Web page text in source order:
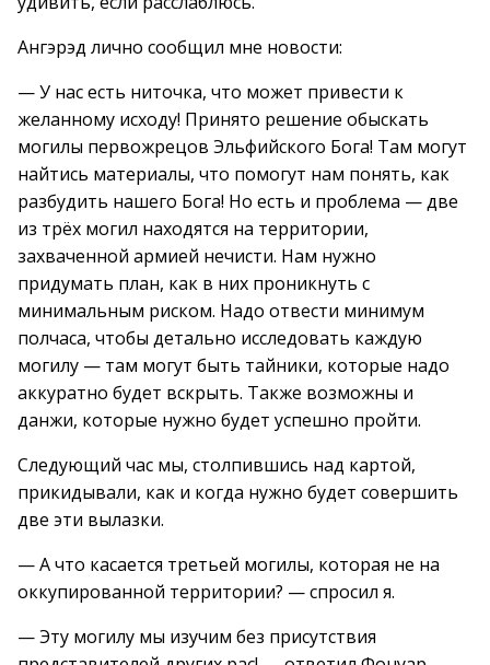
Ангэрэд лично сообщил мне новости:
— У нас есть ниточка, что может привести к
желанному исходу! Принято решение обыскать
могилы первожрецов Эльфийского Бога! Там могут
найтись материалы, что помогут нам понять, как
разбудить нашего Бога! Но есть и проблема — две
из трёх могил находятся на территории,
захваченной армией нечисти. Нам нужно
придумать план, как в них проникнуть с
минимальным риском. Надо отвести минимум
полчаса, чтобы детально исследовать каждую
могилу — там могут быть тайники, которые надо
аккуратно будет вскрыть. Также возможны и
данжи, которые нужно будет успешно пройти.
Следующий час мы, столпившись над картой,
прикидывали, как и когда нужно будет совершить
две эти вылазки.
— А что касается третьей могилы, которая не на
оккупированной территории? — спросил я.
— Эту могилу мы изучим без присутствия